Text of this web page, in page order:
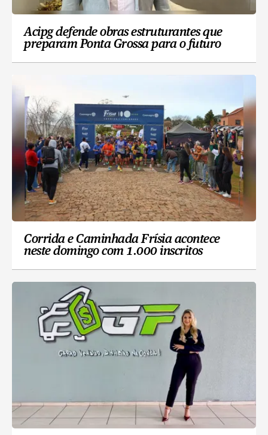
Acipg defende obras estruturantes que
preparam Ponta Grossa para o futuro
Corrida e Caminhada Frísia acontece
neste domingo com 1.000 inscritos